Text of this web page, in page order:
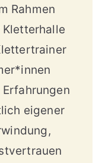
Rahmen
Kletterhalle
eigener